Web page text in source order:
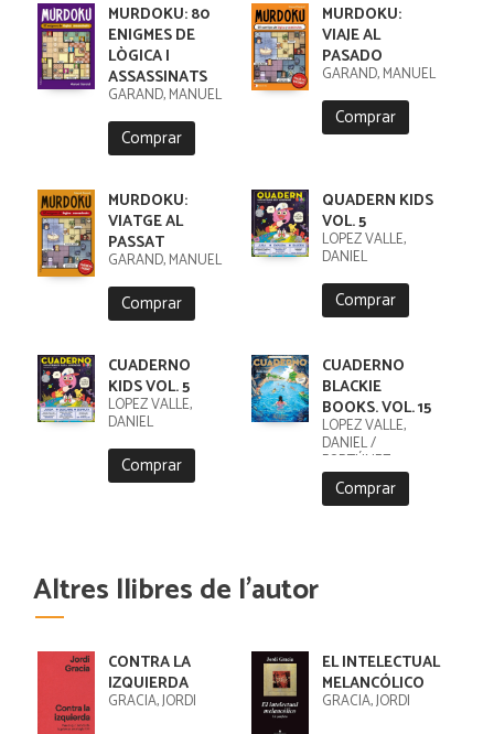
MURDOKU: 80
ENIGMES DE
LÒGICA I
ASSASSINATS
GARAND, MANUEL
Comprar
MURDOKU:
VIAJE AL
PASADO
GARAND, MANUEL
Comprar
MURDOKU:
VIATGE AL
PASSAT
GARAND, MANUEL
Comprar
QUADERN KIDS
VOL. 5
LÓPEZ VALLE,
DANIEL
Comprar
CUADERNO
KIDS VOL. 5
LÓPEZ VALLE,
DANIEL
Comprar
CUADERNO
BLACKIE
BOOKS. VOL. 15
LÓPEZ VALLE,
DANIEL /
FORTÚNEZ,
CRISTOBAL
Comprar
Altres llibres de l'autor
CONTRA LA
IZQUIERDA
GRACIA, JORDI
EL INTELECTUAL
MELANCÓLICO
GRACIA, JORDI